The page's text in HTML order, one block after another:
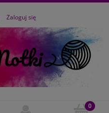
Zaloguj się